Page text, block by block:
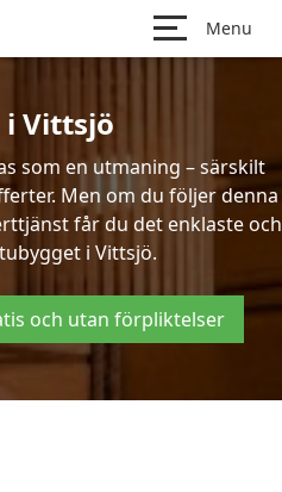
Menu
Vittsjö
som en utmaning – särskilt
Men om du följer denna
får du det enklaste och
i Vittsjö.
och utan förpliktelser